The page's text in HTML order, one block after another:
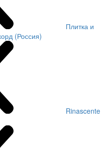
Плитка и
(Россия)
Rinascente